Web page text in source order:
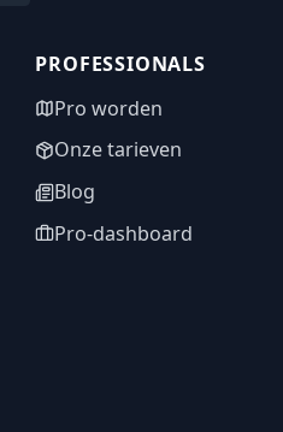
PROFESSIONALS
Pro worden
Onze tarieven
Blog
Pro-dashboard